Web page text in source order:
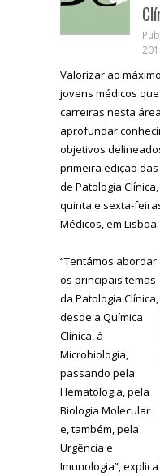
Valorizar ao
jovens médicos
carreiras nesta
aprofundar
objetivos
primeira edição
de Patologia
quinta e sexta-
Médicos, em Lisboa.
“Tentámos abordar
os principais temas
da Patologia Clínica,
desde a Química
Clínica, à
Microbiologia,
passando pela
Hematologia, pela
Biologia Molecular
e, também, pela
Urgência e
Imunologia”,